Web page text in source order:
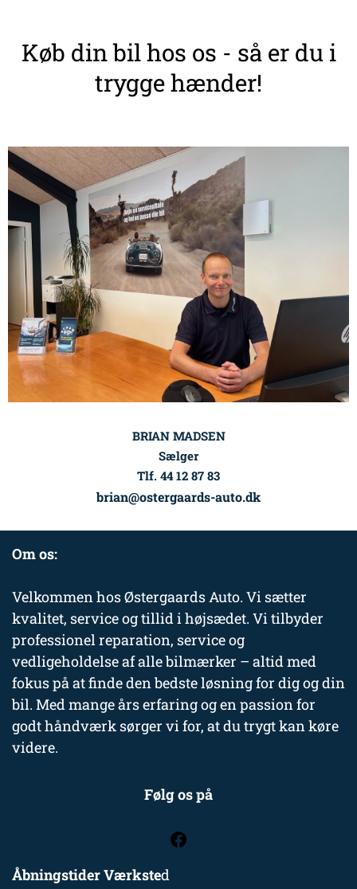
Køb din bil hos os - så er du i
trygge hænder!
BRIAN MADSEN
Sælger
Tlf. 44 12 87 83
brian@ostergaards-auto.dk
Om os:
Velkommen hos Østergaards Auto. Vi sætter
kvalitet, service og tillid i højsædet. Vi tilbyder
professionel reparation, service og
vedligeholdelse af alle bilmærker – altid med
fokus på at finde den bedste løsning for dig og din
bil. Med mange års erfaring og en passion for
godt håndværk sørger vi for, at du trygt kan køre
videre.
Følg os på
Åbningstider Værksted